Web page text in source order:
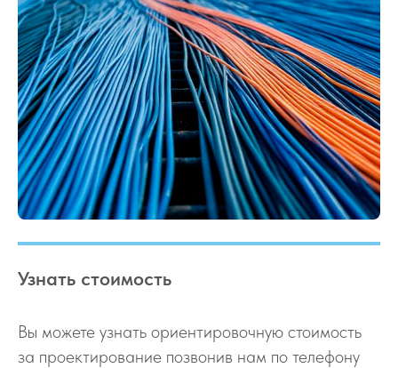
Узнать стоимость
Вы можете узнать ориентировочную стоимость
за проектирование позвонив нам по телефону